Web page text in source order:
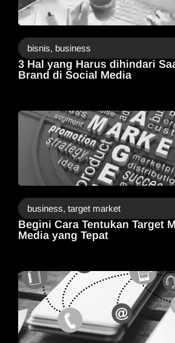
bisnis, business
3 Hal yang Harus dihindari
Brand di Social Media
business, target market
Begini Cara Tentukan Target
Media yang Tepat